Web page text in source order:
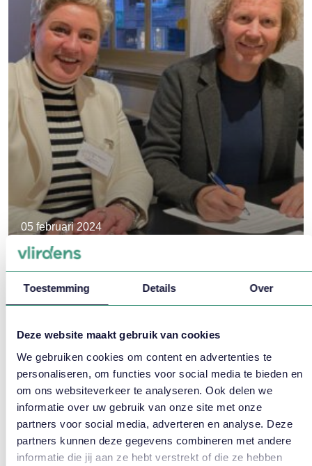
Toestemming Details Over
Deze website maakt gebruik van cookies
We gebruiken cookies om content en advertenties te
personaliseren, om functies voor social media te bieden en
om ons websiteverkeer te analyseren. Ook delen we
informatie over uw gebruik van onze site met onze
partners voor social media, adverteren en analyse. Deze
partners kunnen deze gegevens combineren met andere
informatie die jij aan ze hebt verstrekt of die ze hebben
05 februari 2024
Vlirdens partner FIZI zorgfinancials